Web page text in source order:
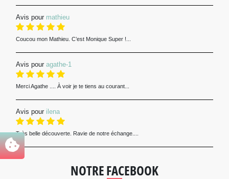
Avis pour mathieu
Coucou mon Mathieu. C’est Monique Super !...
Avis pour agathe-1
Merci Agathe .... À voir je te tiens au courant...
Avis pour ilena
Très belle découverte. Ravie de notre échange....
NOTRE FACEBOOK